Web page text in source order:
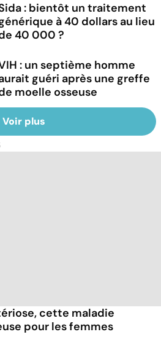
: bientôt un traitement
à 40 dollars au lieu
40 000 ?
: un septième homme
guéri après une greffe
moelle osseuse
Voir plus
cette maladie
pour les femmes